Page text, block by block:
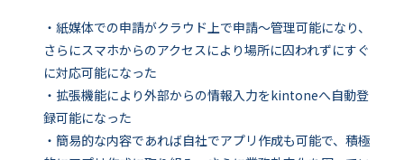
・紙媒体での申請がクラウド上で申請～管理可能になり、
さらにスマホからのアクセスにより場所に囚われずにすぐ
に対応可能になった
・拡張機能により外部からの情報入力をkintoneへ自動登
録可能になった
・簡易的な内容であれば自社でアプリ作成も可能で、積極